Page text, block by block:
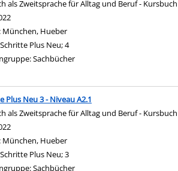
als Zweitsprache für Alltag und Beruf -
diesem Verfasser
München, Hueber
Schritte Plus Neu; 4
Sachbücher
Plus Neu 3 - Niveau A2.1
als Zweitsprache für Alltag und Beruf -
diesem Verfasser
München, Hueber
Schritte Plus Neu; 3
Sachbücher